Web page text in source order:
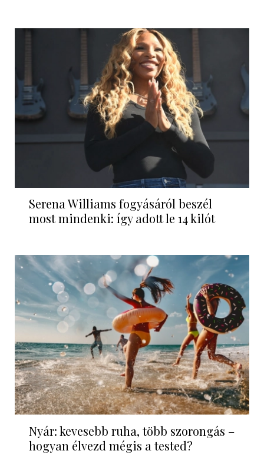
Serena Williams fogyásáról beszél
most mindenki: így adott le 14 kilót
Nyár: kevesebb ruha, több szorongás –
hogyan élvezd mégis a tested?